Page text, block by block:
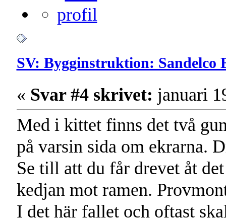
SV: Bygginstruktion: Sandelco
« Svar #4 skrivet: januari
Med i kittet finns det två
på varsin sida om ekrarna.
Se till att du får drevet åt
kedjan mot ramen.
I det här fallet och oftast